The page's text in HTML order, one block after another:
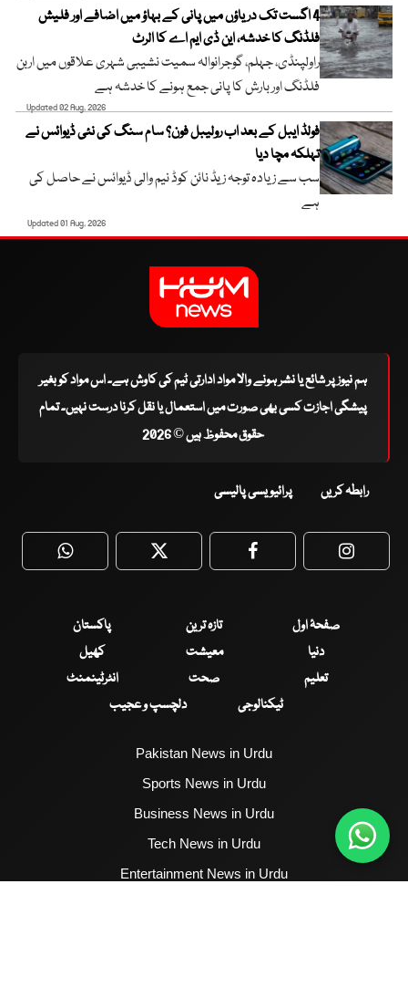
4 اگست تک دریاؤں میں پانی کے بہاؤ میں اضافے اور فلیش
فلڈنگ کا خدشہ، این ڈی ایم اے کا الرٹ
راولپنڈی، جہلم، گوجرانوالہ سمیت نشیبی شہری علاقوں میں اربن
فلڈنگ اور بارش کا پانی جمع ہونے کا خدشہ ہے
Updated 02 Aug, 2026
فولڈ ایبل کے بعد اب رولیبل فون؟ سام سنگ کی نئی ڈیوائس نے
تہلکہ مچا دیا
سب سے زیادہ توجہ زیڈ نائن کوڈ نیم والی ڈیوائس نے حاصل کی
ہے
Updated 01 Aug, 2026
ہم نیوز پر شائع یا نشر ہونے والا مواد ادارتی ٹیم کی کاوش ہے۔ اس مواد کو بغیر
پیشگی اجازت کسی بھی صورت میں استعمال یا نقل کرنا درست نہیں۔ تمام
حقوق محفوظ ہیں © 2026
رابطہ کریں پرائیویسی پالیسی
WhatsApp Twitter Facebook
صفحۂ اول تازہ ترین
پاکستان
دنیا
معیشت
کھیل
تعلیم
صحت
انٹرٹینمنٹ
ٹیکنالوجی
دلچسپ و عجیب
Pakistan News in Urdu
Sports News in Urdu
Business News in Urdu
Tech News in Urdu
Entertainment News in Urdu